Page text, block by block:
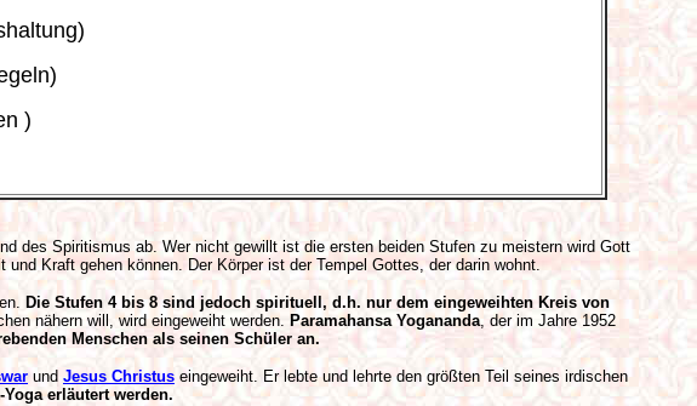
)
des Spiritismus ab. Wer nicht gewillt ist die ersten beiden Stufen zu meistern wird Gott
Kraft gehen können. Der Körper ist der Tempel Gottes, der darin wohnt.
Die Stufen 4 bis 8 sind jedoch spirituell, d.h. nur dem eingeweihten Kreis von
nähern will, wird eingeweiht werden. Paramahansa Yogananda, der im Jahre 1952
Menschen als seinen Schüler an.
und Jesus Christus eingeweiht. Er lebte und lehrte den größten Teil seines irdischen
erläutert werden.